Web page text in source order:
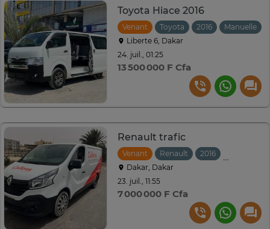
Toyota Hiace 2016
Venant Toyota 2016
Manuelle
Liberte 6, Dakar
24. juil., 01:25
13 500 000 F Cfa
Renault trafic
Venant Renault 2016
Dakar, Dakar
23. juil., 11:55
7 000 000 F Cfa